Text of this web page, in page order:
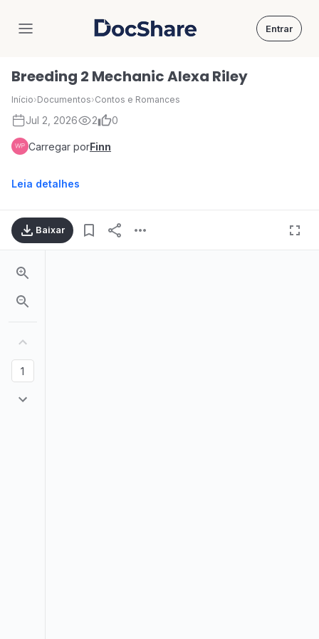
DocShare Entrar
Breeding 2 Mechanic Alexa Riley
Início›Documentos›Contos e Romances
Jul 2, 2026 2 0
Carregar porFinn
Leia detalhes
Baixar